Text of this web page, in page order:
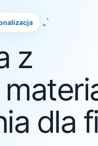
„`
z
dla